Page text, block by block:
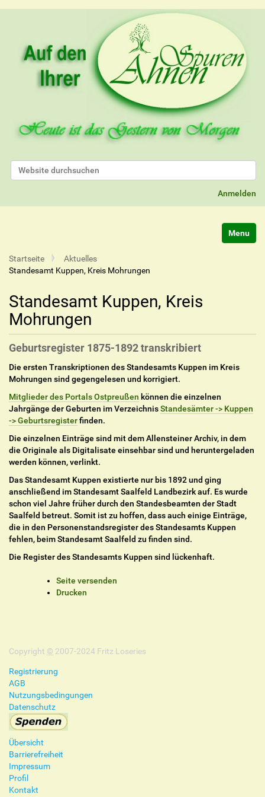
Website durchsuchen
Anmelden
Startseite
Aktuelles
Standesamt Kuppen, Kreis Mohrungen
Standesamt Kuppen, Kreis
Mohrungen
Geburtsregister 1875-1892 transkribiert
Die ersten Transkriptionen des Standesamts Kuppen im Kreis
Mohrungen sind gegengelesen und korrigiert.
Mitglieder des Portals Ostpreußen können die einzelnen
Jahrgänge der Geburten im VerzeichnisStandesämter -> Kuppen
-> Geburtsregisterfinden.
Die einzelnen Einträge sind mit dem Allensteiner Archiv, in dem
die Originale als Digitalisate einsehbar sind und heruntergeladen
werden können, verlinkt.
Das Standesamt Kuppen existierte nur bis 1892 und ging
anschließend im Standesamt Saalfeld Landbezirk auf. Es wurde
schon viel Jahre früher durch den Standesbeamten der Stadt
Saalfeld betreut. Somit ist zu hoffen, dass auch einige Einträge,
die in den Personenstandsregister des Standesamts Kuppen
fehlen, beim Standesamt Saalfeld zu finden sind.
Die Register des Standesamts Kuppen sind lückenhaft.
s
e
i
f
i
c
h
e
k
Seite versenden
Drucken
Copyright © 2007-2024 Fritz Loseries
Registrierung
AGB
Nutzungsbedingungen
Datenschutz
Übersicht
Barrierefreiheit
Impressum
Profil
Kontakt